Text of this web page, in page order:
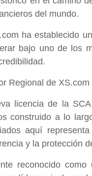
del mundo.
ha establecido
bajo uno de los
Regional de
licencia de la
construido a lo
aquí
y la protección
reconocido